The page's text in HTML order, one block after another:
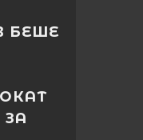
БЕШЕ
ЗА